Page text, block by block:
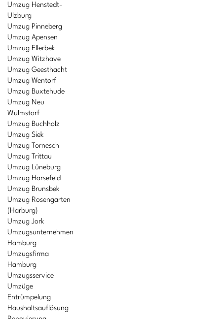
Umzug Henstedt-
Ulzburg
Umzug Pinneberg
Umzug Apensen
Umzug Ellerbek
Umzug Witzhave
Umzug Geesthacht
Umzug Wentorf
Umzug Buxtehude
Umzug Neu
Wulmstorf
Umzug Buchholz
Umzug Siek
Umzug Tornesch
Umzug Trittau
Umzug Lüneburg
Umzug Harsefeld
Umzug Brunsbek
Umzug Rosengarten
(Harburg)
Umzug Jork
Umzugsunternehmen
Hamburg
Umzugsfirma
Hamburg
Umzugsservice
Umzüge
Entrümpelung
Haushaltsauflösung